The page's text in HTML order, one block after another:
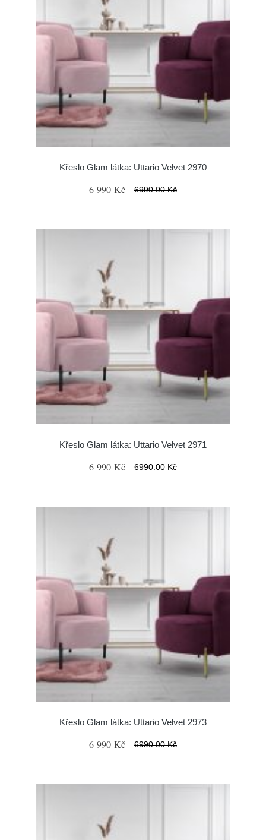
Křeslo Glam látka: Uttario Velvet 2970
6 990 Kč 6990.00 Kč
Křeslo Glam látka: Uttario Velvet 2971
6 990 Kč 6990.00 Kč
Křeslo Glam látka: Uttario Velvet 2973
6 990 Kč 6990.00 Kč